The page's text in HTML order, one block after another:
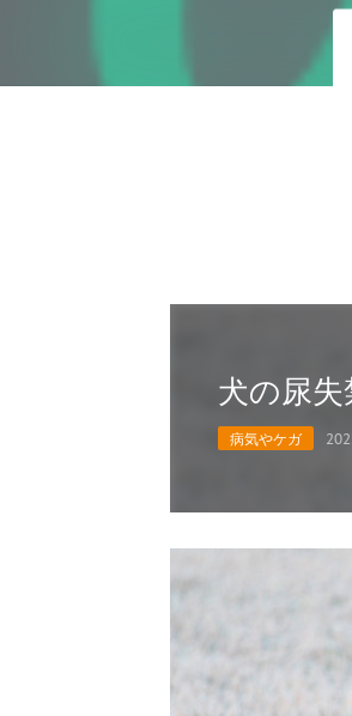
犬の尿
病気やケガ